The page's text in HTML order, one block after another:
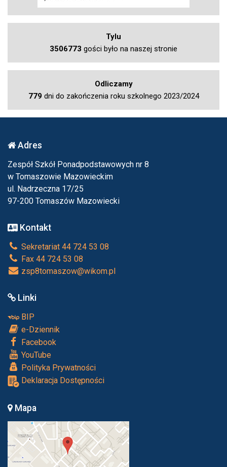
Tylu
3506773 gości było na naszej stronie
Odliczamy
779 dni do zakończenia roku szkolnego 2023/2024
Adres
Zespół Szkół Ponadpodstawowych nr 8
w Tomaszowie Mazowieckim
ul. Nadrzeczna 17/25
97-200 Tomaszów Mazowiecki
Kontakt
Sekretariat 44 724 53 08
Fax 44 724 53 08
zsp8tomaszow@wikom.pl
Linki
BIP
e-Dziennik
Facebook
YouTube
Polityka Prywatności
Deklaracja Dostępności
Mapa